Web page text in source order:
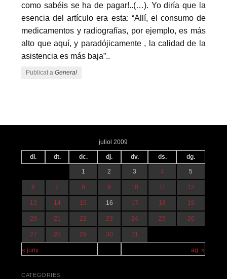
como sabéis se ha de pagar!..(…). Yo diría que la
esencia del artículo era esta: “Allí, el consumo de
medicamentos y radiografías, por ejemplo, es más
alto que aquí, y paradójicamente , la calidad de la
asistencia es más baja”..
Publicat aGeneral
juliol 2009
dl. dt. dc. dj. dv. ds. dg.
« juny ag. »
1 2 3 4 5
6 7 8 9 10 11 12
13 14 15 16 17 18 19
20 21 22 23 24 25 26
27 28 29 30 31
CATEGORIES